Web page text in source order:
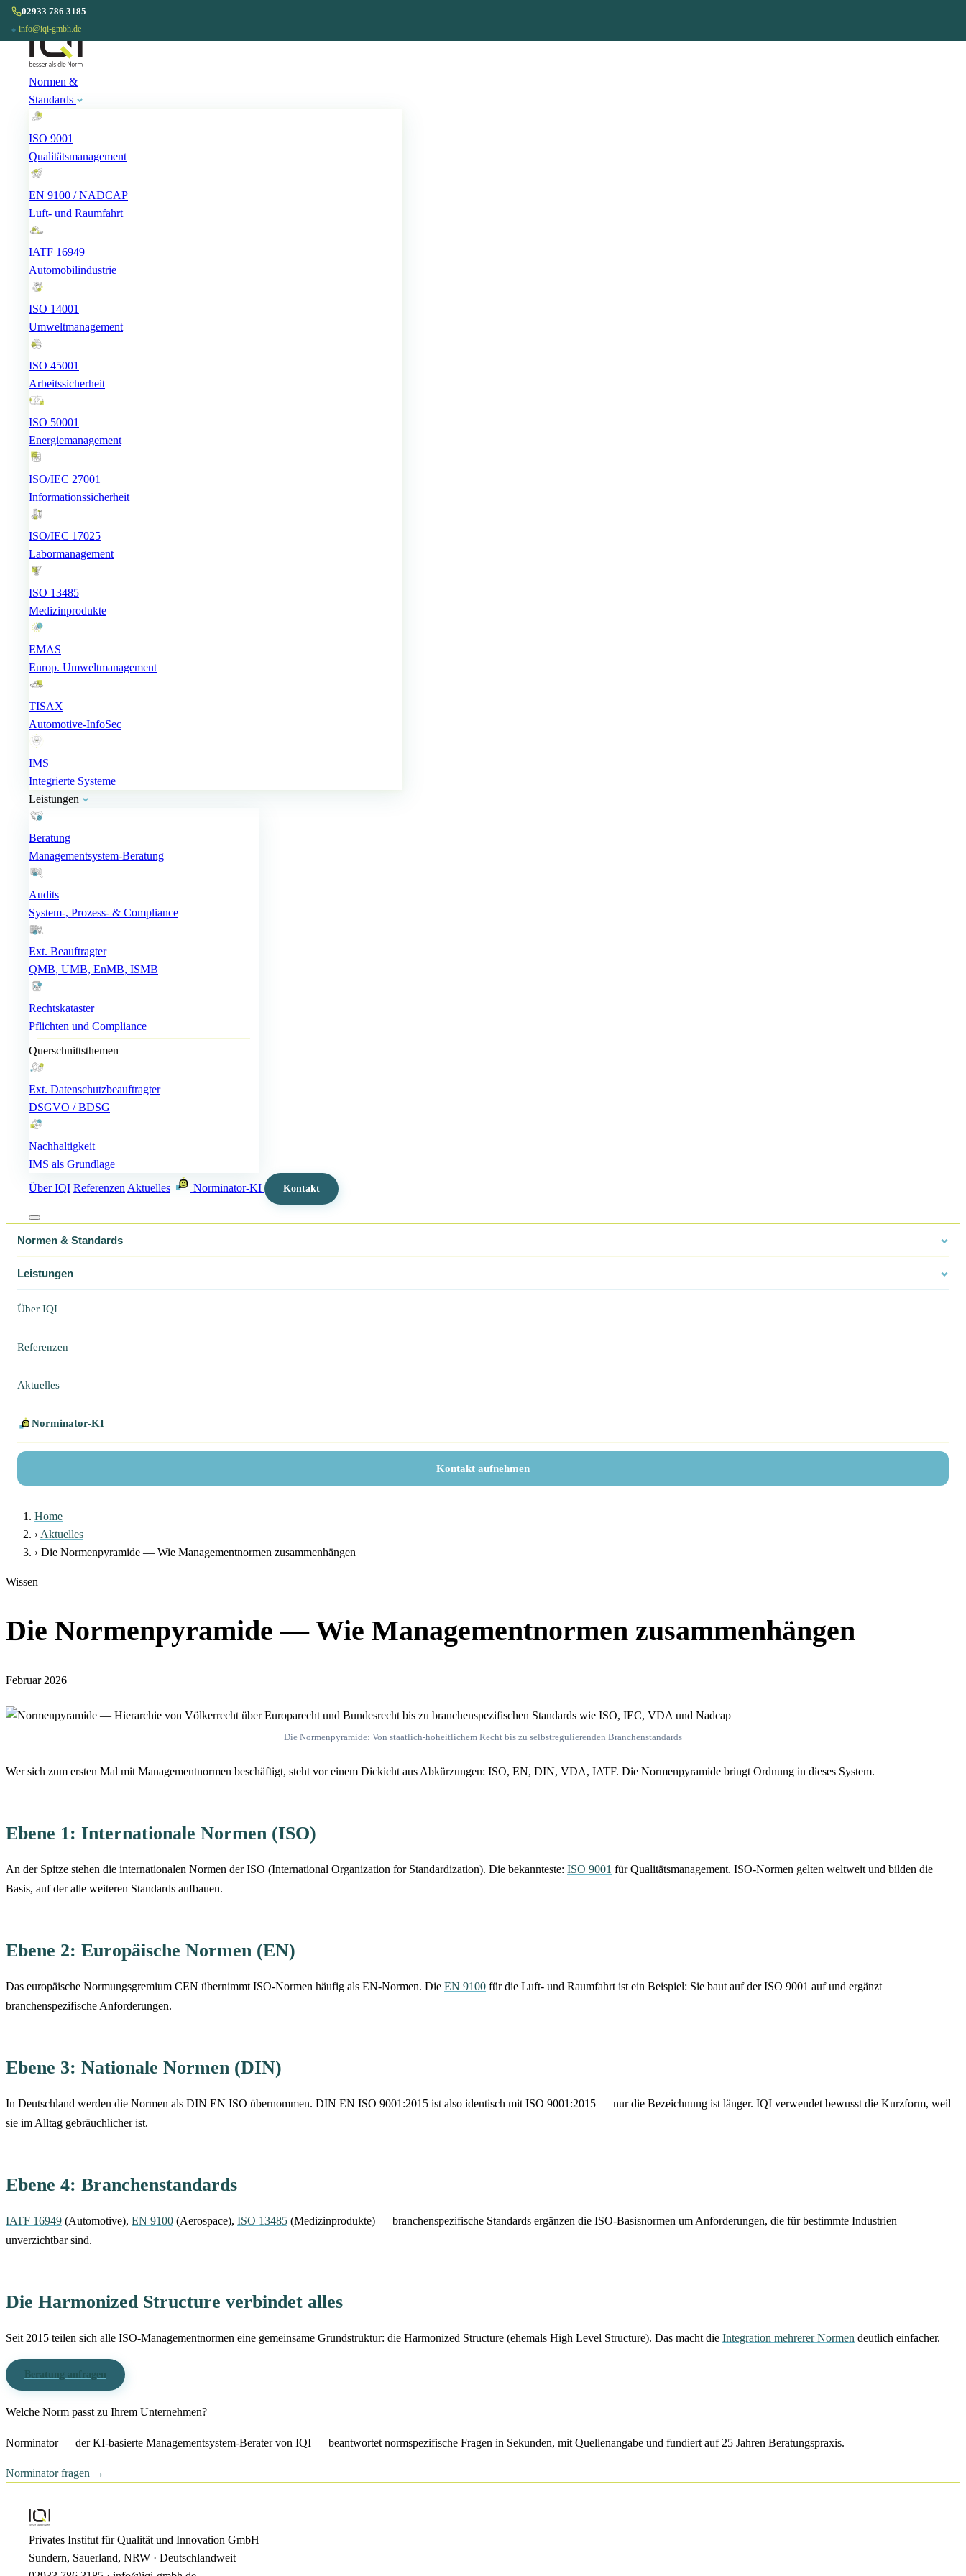
02933 786 3185
02933 786 3185
◆ info@iqi-gmbh.de
Normen &
Standards
ISO 9001
Qualitätsmanagement
EN 9100 / NADCAP
Luft- und Raumfahrt
IATF 16949
Automobilindustrie
ISO 14001
Umweltmanagement
ISO 45001
Arbeitssicherheit
ISO 50001
Energiemanagement
ISO/IEC 27001
Informationssicherheit
ISO/IEC 17025
Labormanagement
ISO 13485
Medizinprodukte
EMAS
Europ. Umweltmanagement
TISAX
Automotive-InfoSec
IMS
Integrierte Systeme
Leistungen
Beratung
Managementsystem-Beratung
Audits
System-, Prozess- & Compliance
Ext. Beauftragter
QMB, UMB, EnMB, ISMB
Rechtskataster
Pflichten und Compliance
Querschnittsthemen
Ext. Datenschutzbeauftragter
DSGVO / BDSG
Nachhaltigkeit
IMS als Grundlage
Über IQI Referenzen Aktuelles Norminator-KI Kontakt
Normen & Standards
Leistungen
Über IQI
Referenzen
Aktuelles
Norminator-KI
Kontakt aufnehmen
Home
› Aktuelles
› Die Normenpyramide — Wie Managementnormen zusammenhängen
Wissen
Die Normenpyramide — Wie Managementnormen zusammenhängen
Februar 2026
Die Normenpyramide: Von staatlich-hoheitlichem Recht bis zu selbstregulierenden Branchenstandards
Wer sich zum ersten Mal mit Managementnormen beschäftigt, steht vor einem Dickicht aus Abkürzungen: ISO, EN, DIN, VDA, IATF. Die Normenpyramide bringt Ordnung in dieses System.
Ebene 1: Internationale Normen (ISO)
An der Spitze stehen die internationalen Normen der ISO (International Organization for Standardization). Die bekannteste: ISO 9001 für Qualitätsmanagement. ISO-Normen gelten weltweit und bilden die
Basis, auf der alle weiteren Standards aufbauen.
Ebene 2: Europäische Normen (EN)
Das europäische Normungsgremium CEN übernimmt ISO-Normen häufig als EN-Normen. Die EN 9100 für die Luft- und Raumfahrt ist ein Beispiel: Sie baut auf der ISO 9001 auf und ergänzt
branchenspezifische Anforderungen.
Ebene 3: Nationale Normen (DIN)
In Deutschland werden die Normen als DIN EN ISO übernommen. DIN EN ISO 9001:2015 ist also identisch mit ISO 9001:2015 — nur die Bezeichnung ist länger. IQI verwendet bewusst die Kurzform, weil
sie im Alltag gebräuchlicher ist.
Ebene 4: Branchenstandards
IATF 16949 (Automotive), EN 9100 (Aerospace), ISO 13485 (Medizinprodukte) — branchenspezifische Standards ergänzen die ISO-Basisnormen um Anforderungen, die für bestimmte Industrien
unverzichtbar sind.
Die Harmonized Structure verbindet alles
Seit 2015 teilen sich alle ISO-Managementnormen eine gemeinsame Grundstruktur: die Harmonized Structure (ehemals High Level Structure). Das macht die Integration mehrerer Normen deutlich einfacher.
Beratung anfragen
Welche Norm passt zu Ihrem Unternehmen?
Norminator — der KI-basierte Managementsystem-Berater von IQI — beantwortet normspezifische Fragen in Sekunden, mit Quellenangabe und fundiert auf 25 Jahren Beratungspraxis.
Norminator fragen →
Privates Institut für Qualität und Innovation GmbH
Sundern, Sauerland, NRW · Deutschlandweit